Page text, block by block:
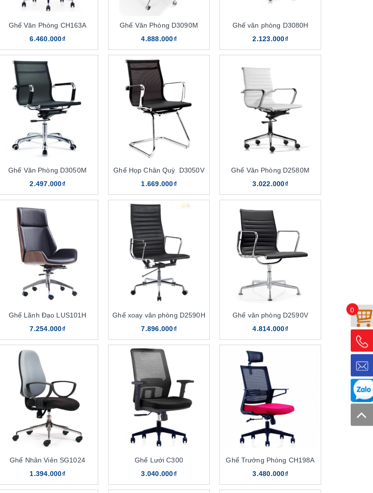
Ghế Văn Phòng CH163A
6.460.000₫
Ghế Văn Phòng D3090M
4.888.000₫
Ghế văn phòng D3080H
2.123.000₫
Ghế Văn Phòng D3050M
2.497.000₫
Ghế Họp Chân Quỳ D3050V
1.669.000₫
Ghế Văn Phòng D2580M
3.022.000₫
Ghế Lãnh Đạo LUS101H
7.254.000₫
Ghế xoay văn phòng D2590H
7.896.000₫
Ghế văn phòng D2590V
4.814.000₫
Ghế Nhân Viên SG1024
1.394.000₫
Ghế Lưới C300
3.040.000₫
Ghế Trưởng Phòng CH198A
3.480.000₫
0